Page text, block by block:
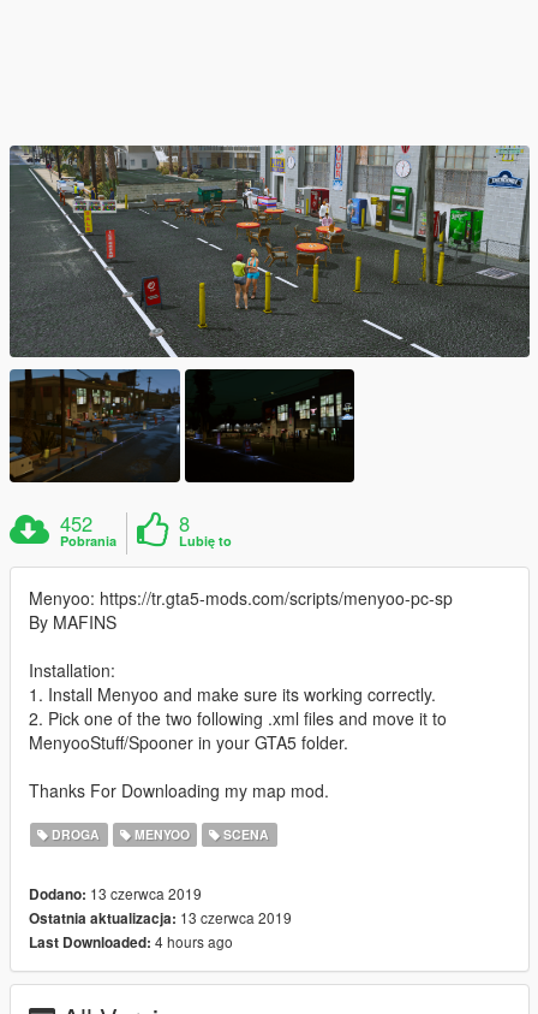
452
Pobrania
8
Lubię to
Menyoo: https://tr.gta5-mods.com/scripts/menyoo-pc-sp
By MAFINS
Installation:
1. Install Menyoo and make sure its working correctly.
2. Pick one of the two following .xml files and move it to
MenyooStuff/Spooner in your GTA5 folder.
Thanks For Downloading my map mod.
DROGA MENYOO SCENA
Dodano: 13 czerwca 2019
Ostatnia aktualizacja: 13 czerwca 2019
Last Downloaded: 4 hours ago